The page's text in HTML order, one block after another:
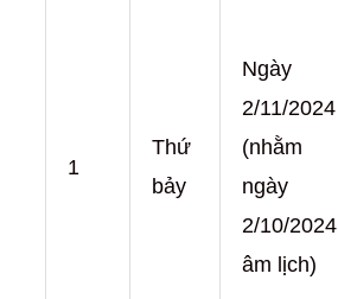
1
Thứ
bảy
Ngày
2/11/2024
(nhằm
ngày
2/10/2024
âm lịch)